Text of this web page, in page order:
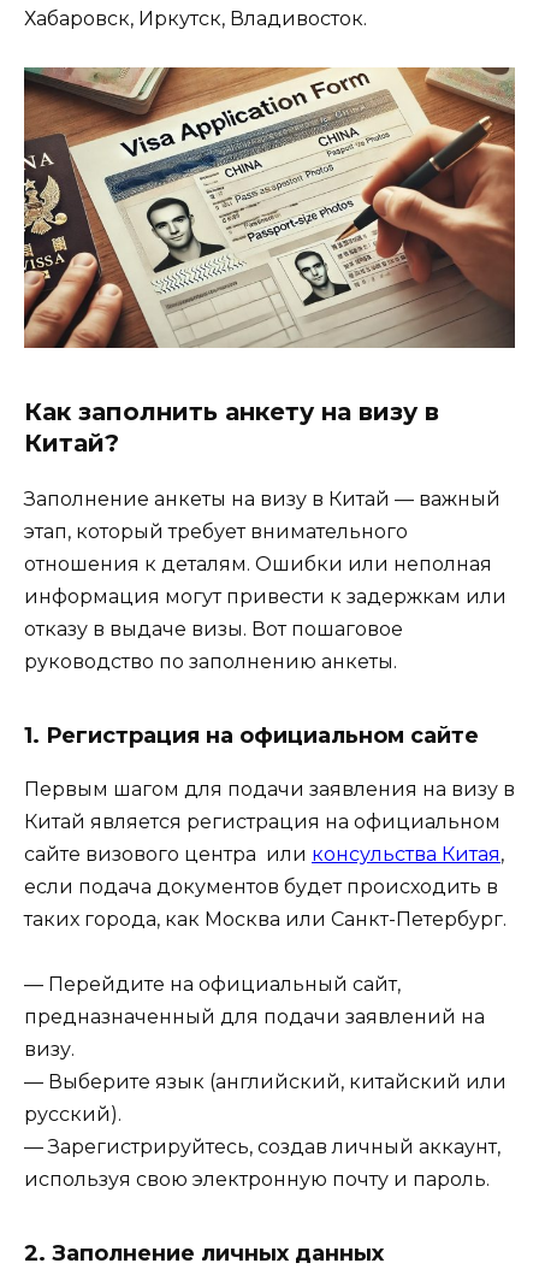
Хабаровск, Иркутск, Владивосток.
Как заполнить анкету на визу в
Китай?
Заполнение анкеты на визу в Китай — важный
этап, который требует внимательного
отношения к деталям. Ошибки или неполная
информация могут привести к задержкам или
отказу в выдаче визы. Вот пошаговое
руководство по заполнению анкеты.
1. Регистрация на официальном сайте
Первым шагом для подачи заявления на визу в
Китай является регистрация на официальном
сайте визового центра или консульства Китая,
если подача документов будет происходить в
таких города, как Москва или Санкт-Петербург.
— Перейдите на официальный сайт,
предназначенный для подачи заявлений на
визу.
— Выберите язык (английский, китайский или
русский).
— Зарегистрируйтесь, создав личный аккаунт,
используя свою электронную почту и пароль.
2. Заполнение личных данных